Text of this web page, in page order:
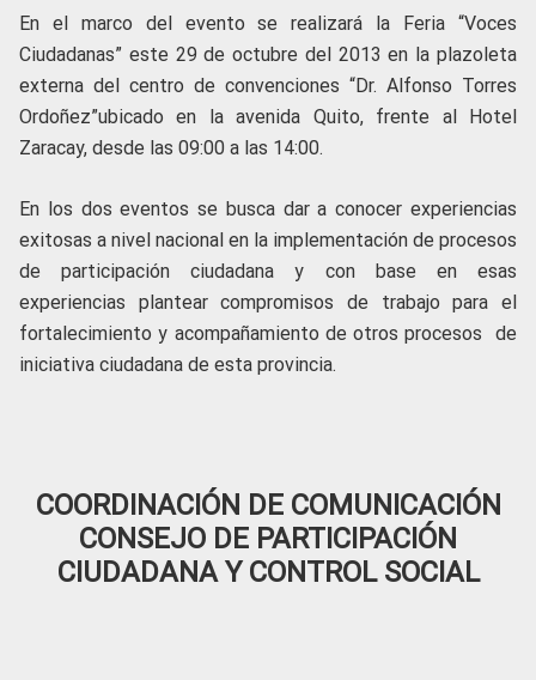
En el marco del evento se realizará la Feria “Voces
Ciudadanas” este 29 de octubre del 2013 en la plazoleta
externa del centro de convenciones “Dr. Alfonso Torres
Ordoñez”ubicado en la avenida Quito, frente al Hotel
Zaracay, desde las 09:00 a las 14:00.
En los dos eventos se busca dar a conocer experiencias
exitosas a nivel nacional en la implementación de procesos
de participación ciudadana y con base en esas
experiencias plantear compromisos de trabajo para el
fortalecimiento y acompañamiento de otros procesos de
iniciativa ciudadana de esta provincia.
COORDINACIÓN DE COMUNICACIÓN
CONSEJO DE PARTICIPACIÓN
CIUDADANA Y CONTROL SOCIAL